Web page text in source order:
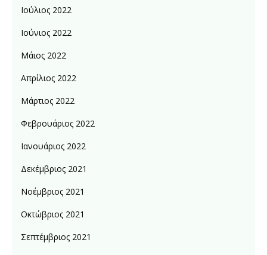
Ιούλιος 2022
Ιούνιος 2022
Μάιος 2022
Απρίλιος 2022
Μάρτιος 2022
Φεβρουάριος 2022
Ιανουάριος 2022
Δεκέμβριος 2021
Νοέμβριος 2021
Οκτώβριος 2021
Σεπτέμβριος 2021